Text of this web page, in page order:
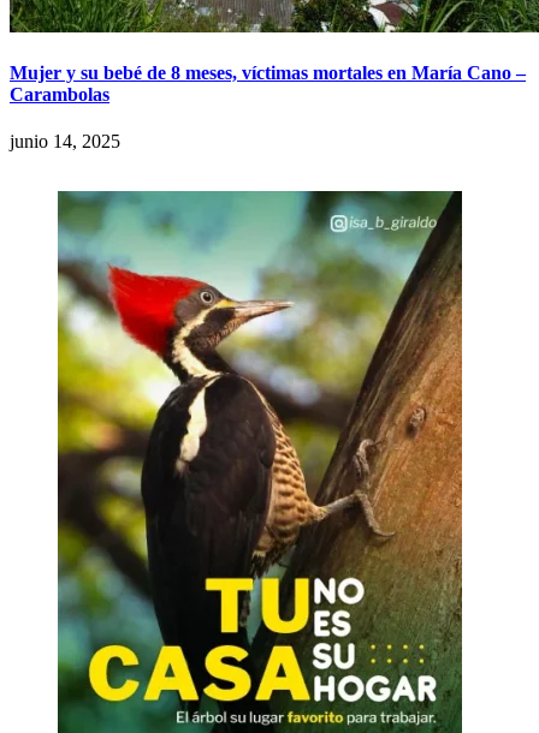
Mujer y su bebé de 8 meses, víctimas mortales en María Cano –
Carambolas
junio 14, 2025